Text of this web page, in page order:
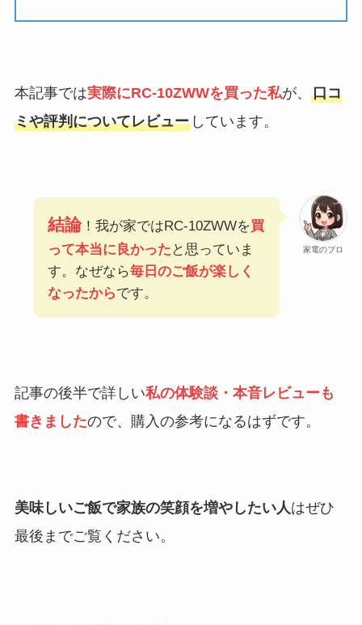
本記事では実際にRC-10ZWWを買った私が、 口コ
ミや評判についてレビューしています。
家電のプロ
結論！我が家ではRC-10ZWWを買
って本当に良かった と思っていま
す。なぜなら毎日のご飯が楽しく
なったからです。
記事の後半で詳しい私の体験談・本音レビューも
書きましたので、購入の参考になるはずです。
美味しいご飯で家族の笑顔を増やしたい人 はぜひ
最後までご覧ください。